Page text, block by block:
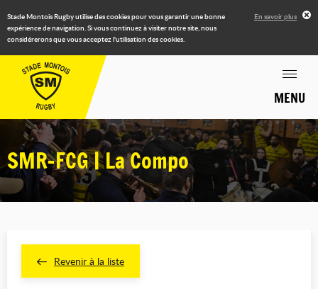
Stade Montois Rugby utilise des cookies pour vous garantir une bonne
expérience de navigation. Si vous continuez à visiter notre site, nous
considérerons que vous acceptez l'utilisation des cookies.
En savoir plus
MENU
SMR-FCG | La Compo
Revenir à la liste